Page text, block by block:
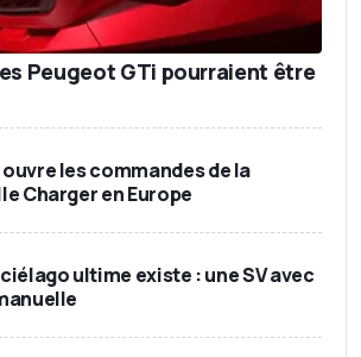
Peugeot GTi pourraient être
les commandes de la
Charger en Europe
ultime existe : une SV avec